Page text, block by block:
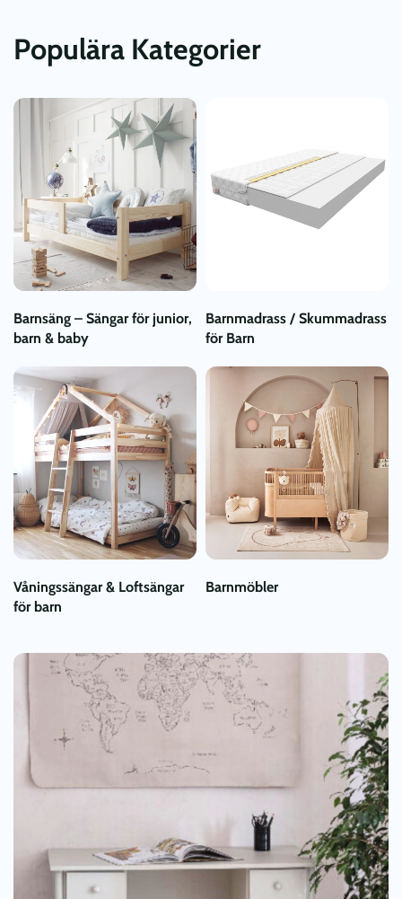
Populära Kategorier
Barnsäng – Sängar för junior,
barn & baby
Barnmadrass / Skummadrass
för Barn
Våningssängar & Loftsängar
för barn
Barnmöbler